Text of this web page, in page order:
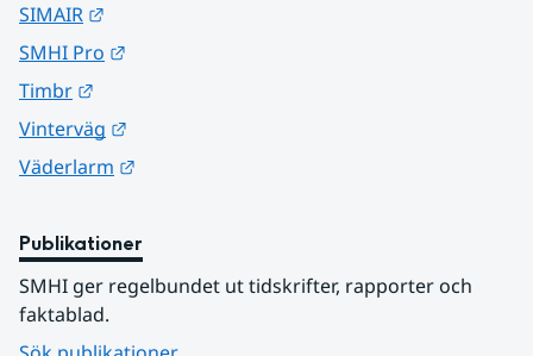
SIMAIR
SMHI Pro
Timbr
Vinterväg
Väderlarm
Publikationer
SMHI ger regelbundet ut tidskrifter, rapporter och
faktablad.